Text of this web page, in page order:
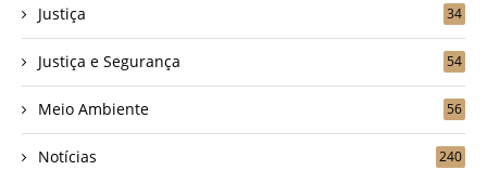
Justiça 34
Justiça e Segurança 54
Meio Ambiente 56
Notícias 240